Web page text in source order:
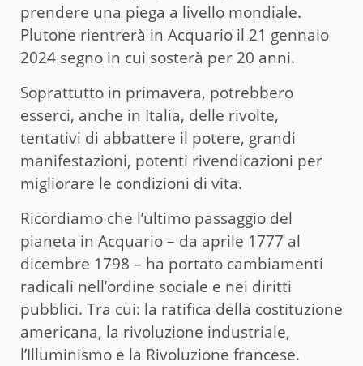
prendere una piega a livello mondiale.
Plutone rientrerà in Acquario il 21 gennaio
2024 segno in cui sosterà per 20 anni.
Soprattutto in primavera, potrebbero
esserci, anche in Italia, delle rivolte,
tentativi di abbattere il potere, grandi
manifestazioni, potenti rivendicazioni per
migliorare le condizioni di vita.
Ricordiamo che l’ultimo passaggio del
pianeta in Acquario – da aprile 1777 al
dicembre 1798 – ha portato cambiamenti
radicali nell’ordine sociale e nei diritti
pubblici. Tra cui: la ratifica della costituzione
americana, la rivoluzione industriale,
l’Illuminismo e la Rivoluzione francese.